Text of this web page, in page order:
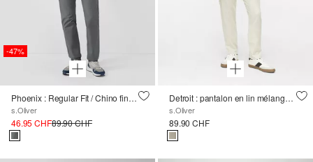
-47%
Phoenix : Regular Fit / Chino finement structuré
s.Oliver
46.95 CHF89.90 CHF
Detroit : pantalon en lin mélangé à la coupe décontractée
s.Oliver
89.90 CHF